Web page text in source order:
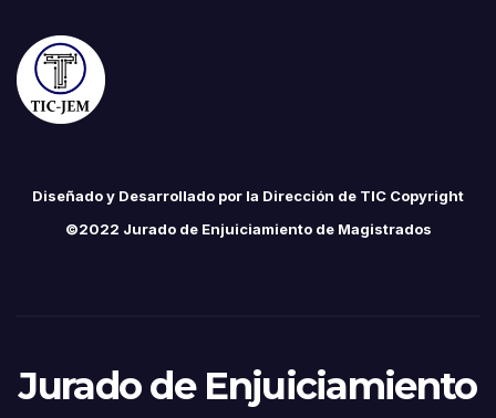
Diseñado y Desarrollado por la Dirección de TIC Copyright
©2022 Jurado de Enjuiciamiento de Magistrados
Jurado de Enjuiciamiento